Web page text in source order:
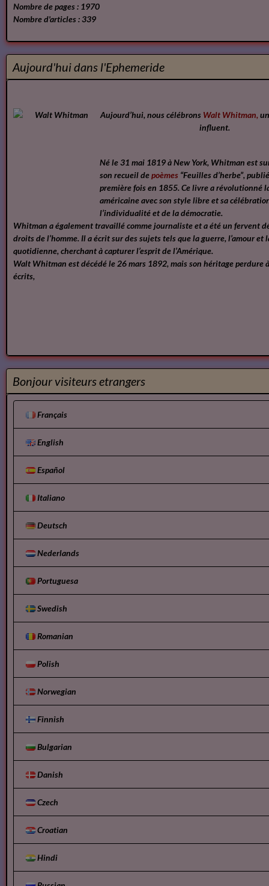
Nombre de pages : 1970
Nombre d'articles :339
Aujourd'hui dans l'Ephemeride
Aujourd’hui, nous célébrons Walt Whitman,
influent.
Né le 31 mai 1819 à New York, Whitman est
son recueil depoèmes “Feuilles d’herbe”,
première fois en 1855. Ce livre a révolutionné
américaine avec son style libre et sa
l’individualité et de la démocratie.
Whitman a également travaillé comme journaliste et a été un fervent
droits de l’homme. Il a écrit sur des sujets tels que la guerre, l’amour et
quotidienne, cherchant à capturer l’esprit de l’Amérique.
Walt Whitman est décédé le 26 mars 1892, mais son héritage perdure
écrits,
Bonjour visiteurs etrangers
Français
English
Español
Italiano
Deutsch
Nederlands
Portuguesa
Swedish
Romanian
Polish
Norwegian
Finnish
Bulgarian
Danish
Czech
Croatian
Hindi